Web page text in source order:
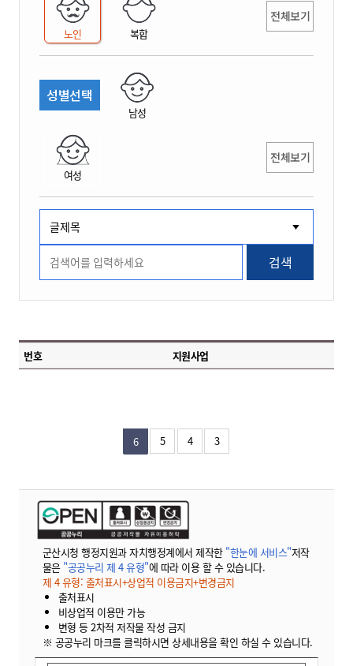
노인 복합
전체보기
성별선택
남성
여성
전체보기
검색
번호 지원사업
6 5 4 3
군산시청 행정지원과 자치행정계에서 제작한 "한눈에 서비스"저작
물은 "공공누리 제 4 유형"에 따라 이용 할 수 있습니다.
제 4 유형: 출처표시+상업적 이용금지+변경금지
출처표시
비상업적 이용만 가능
변형 등 2차적 저작물 작성 금지
※ 공공누리 마크를 클릭하시면 상세내용을 확인 하실 수 있습니다.